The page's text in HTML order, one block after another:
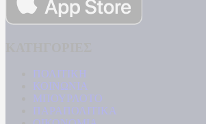
ΠΟΛΙΤΙΚΗ
ΚΟΙΝΩΝΙΑ
ΜΠΟΥΡΛΟΤΟ
ΠΑΡΑΠΟΛΙΤΙΚΑ